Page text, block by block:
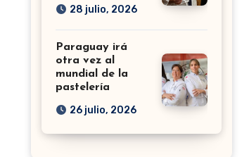
28 julio, 2026
Paraguay irá
otra vez al
mundial de la
pastelería
26 julio, 2026